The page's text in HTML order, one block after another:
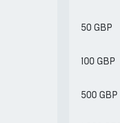
50 GBP
100 GBP
500 GBP